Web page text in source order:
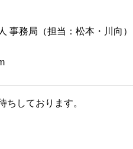
事務局（担当：松本・川向）
ちしております。